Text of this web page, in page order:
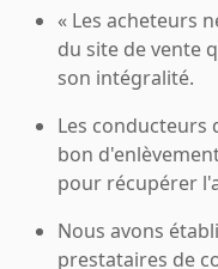
« Les acheteurs
du site de vente
son intégralité.
Les conducteurs
bon
pour récupérer
Nous avons
prestataires de